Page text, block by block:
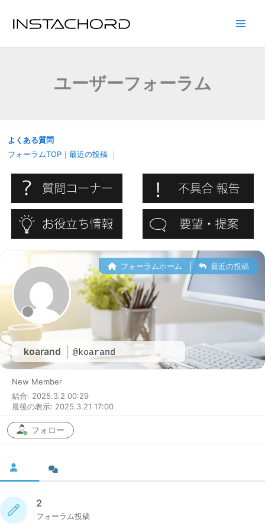
ユーザーフォーラム
よくある質問
フォーラムTOP ｜ 最近の投稿 ｜
koarand @koarand
フォーラムホーム 最近の投稿
New Member
結合: 2025.3.2 00:29
最後の表示: 2025.3.21 17:00
フォロー
2
フォーラム投稿